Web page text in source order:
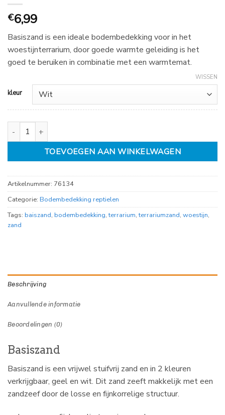
€6,99
Basiszand is een ideale bodembedekking voor in het
woestijnterrarium, door goede warmte geleiding is het
goed te beruiken in combinatie met een warmtemat.
kleur
WISSEN
Basiszand 5kg wit of geel aantal
TOEVOEGEN AAN WINKELWAGEN
Artikelnummer: 76134
Categorie: Bodembedekking reptielen
Tags: baiszand, bodembedekking,terrarium,terrariumzand, woestijn,
zand
Beschrijving
Aanvullende informatie
Beoordelingen (0)
Basiszand
Basiszand is een vrijwel stuifvrij zand en in 2 kleuren
verkrijgbaar, geel en wit. Dit zand zeeft makkelijk met een
zandzeef door de losse en fijnkorrelige structuur.